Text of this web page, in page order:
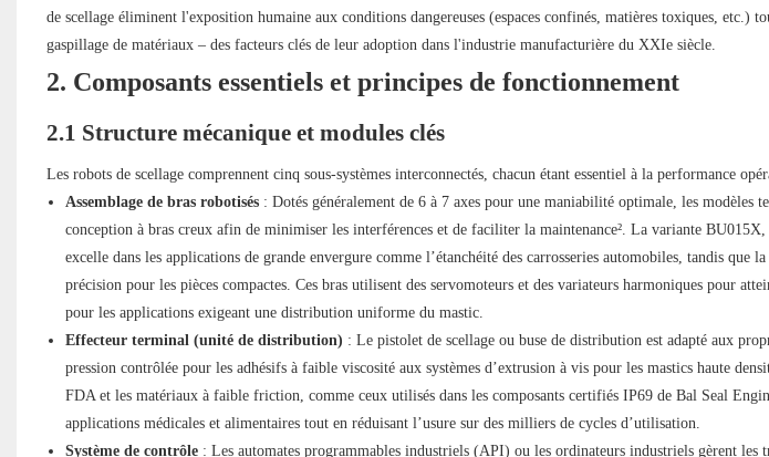
de scellage éliminent l'exposition humaine aux conditions dangereuses (espaces confinés, matières toxiques, etc.)
gaspillage de matériaux – des facteurs clés de leur adoption dans l'industrie manufacturière du XXIe siècle.
2. Composants essentiels et principes de fonctionnement
2.1 Structure mécanique et modules clés
Les robots de scellage comprennent cinq sous-systèmes interconnectés, chacun étant essentiel à la performance
Assemblage de bras robotisés: Dotés généralement de 6 à 7 axes pour une maniabilité optimale, les modèles
conception à bras creux afin de minimiser les interférences et de faciliter la maintenance². La variante
excelle dans les applications de grande envergure comme l’étanchéité des carrosseries automobiles, tandis
précision pour les pièces compactes. Ces bras utilisent des servomoteurs et des variateurs harmoniques pour
pour les applications exigeant une distribution uniforme du mastic.
Effecteur terminal (unité de distribution) : Le pistolet de scellage ou buse de distribution est adapté aux
pression contrôlée pour les adhésifs à faible viscosité aux systèmes d’extrusion à vis pour les mastics haute
FDA et les matériaux à faible friction, comme ceux utilisés dans les composants certifiés IP69 de Bal Seal
applications médicales et alimentaires tout en réduisant l’usure sur des milliers de cycles d’utilisation.
Système de contrôle: Les automates programmables industriels (API) ou les ordinateurs industriels gèrent les